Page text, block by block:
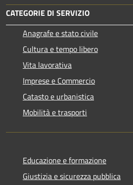
CATEGORIE DI SERVIZIO
Anagrafe e stato civile
Cultura e tempo libero
Vita lavorativa
Imprese e Commercio
Catasto e urbanistica
Mobilità e trasporti
Educazione e formazione
Giustizia e sicurezza pubblica